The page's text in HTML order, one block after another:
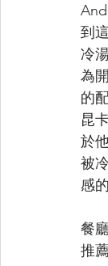
到
冷
為
的
昆
於
被
感
餐
推